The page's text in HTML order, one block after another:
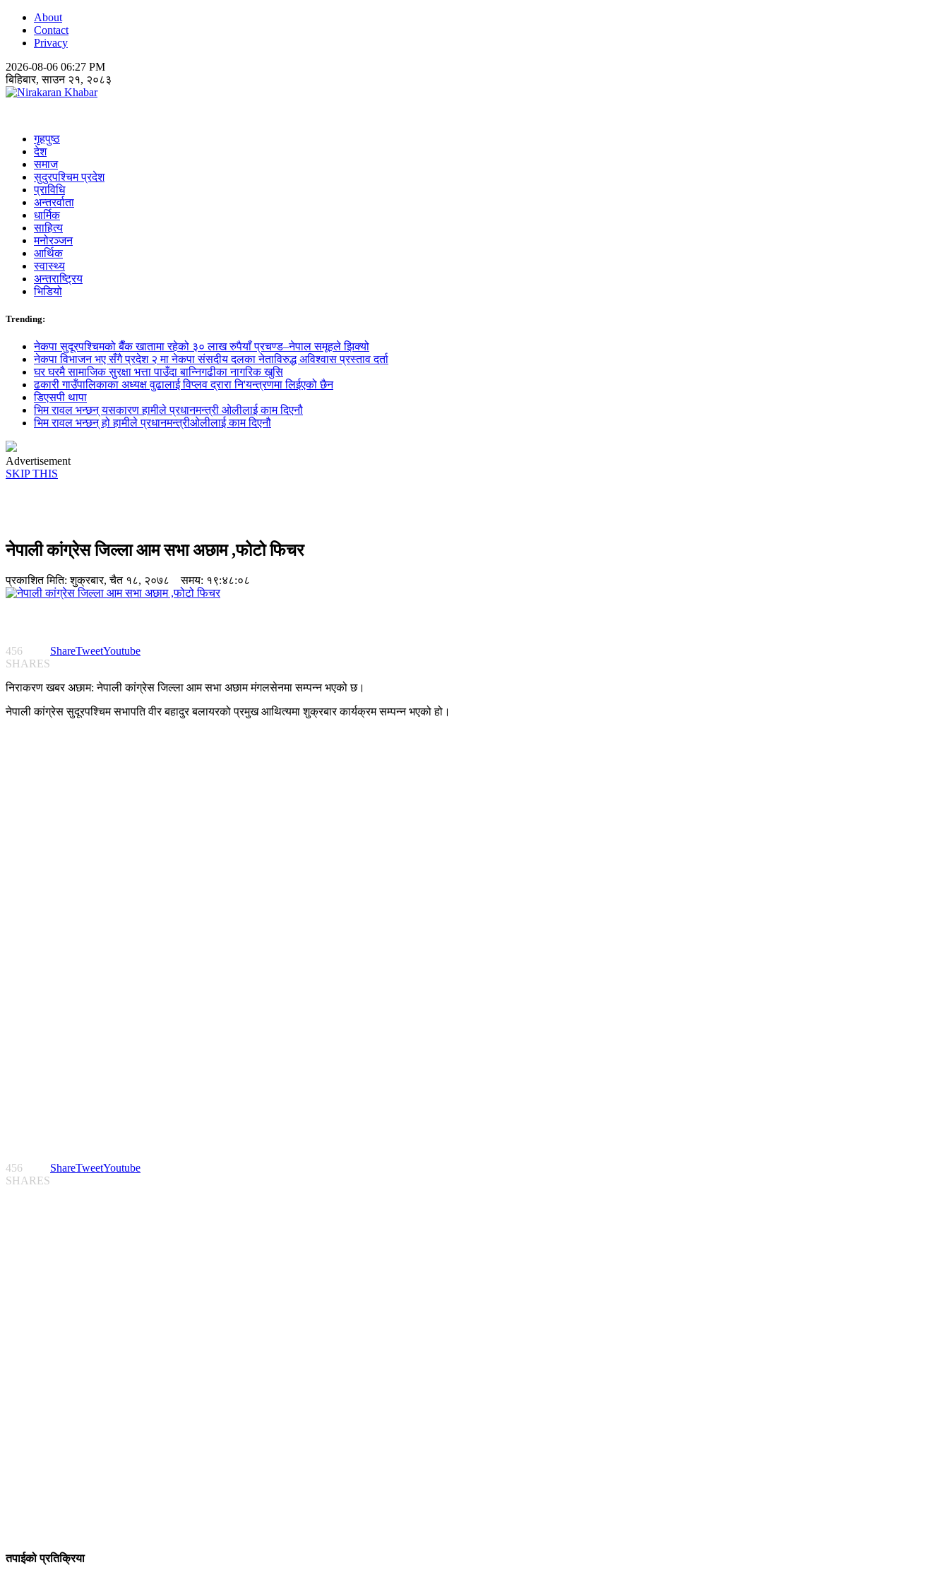
About
Contact
Privacy
2026-08-06 06:27 PM
बिहिबार, साउन २१, २०८३
गृहपुष्ठ
देश
समाज
सुदुरपश्चिम प्रदेश
प्राविधि
अन्तरर्वाता
धार्मिक
साहित्य
मनोरञ्जन
आर्थिक
स्वास्थ्य
अन्तराष्ट्रिय
भिडियो
Trending:
नेकपा सुदूरपश्चिमको बैँक खातामा रहेको ३० लाख रुपैयाँ प्रचण्ड–नेपाल समूहले झिक्य‍ो
नेकपा विभाजन भए सँगै प्रदेश २ मा नेकपा संसदीय दलका नेताविरुद्ध अविश्वास प्रस्ताव दर्ता
घर घरमै सामाजिक सुुरक्षा भत्ता पाउँदा बान्निगढीका नागरिक खुसि
ढकारी गाउँपालिकाका अध्यक्ष वुढालाई विप्लव द्रारा नि'यन्त्रणमा लिईएको छैन
डिएसपी थापा
भिम रावल भन्छन् यसकारण हामीले प्रधानमन्त्री ओलीलाई काम दिएनौ
भिम रावल भन्छन् हो हामीले प्रधानमन्त्रीओलीलाई काम दिएनौ
Advertisement
SKIP THIS
नेपाली कांग्रेस जिल्ला आम सभा अछाम ,फोटो फिचर
प्रकाशित मिति:शुक्रबार, चैत १८, २०७८ समय: १९:४८:०८
456
SHARES
ShareTweetYoutube
निराकरण खबर अछाम: नेपाली कांग्रेस जिल्ला आम सभा अछाम मंगलसेनमा सम्पन्न भएको छ।
नेपाली कांग्रेस सुदूरपश्चिम सभापति वीर बहादुर बलायरको प्रमुख आथित्यमा शुक्रबार कार्यक्रम सम्पन्न भएको हो।
456
SHARES
ShareTweetYoutube
तपाईको प्रतिक्रिया